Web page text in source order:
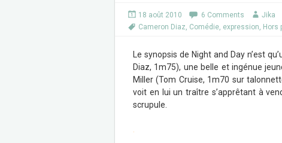
18 août 2010 6 Comments Jika
Cameron Diaz, Comédie, expression, Hors
Le synopsis de Night and Day n’est
Diaz, 1m75), une belle et ingénue
Miller (Tom Cruise, 1m70 sur
voit en lui un traître s’apprêtant à
scrupule.